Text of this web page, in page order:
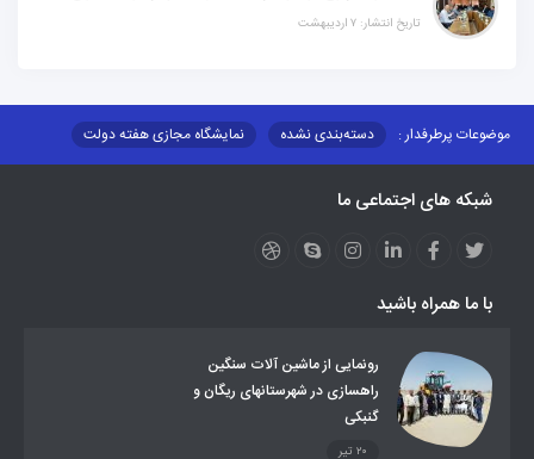
تاریخ انتشار: ۷ اردیبهشت
موضوعات پرطرفدار : دسته‌بندی نشده
نمایشگاه مجازی هفته دولت
مزایدات و مناقصات
محتوای کانون توسعه
عملکردها
عشایر استان
طرح و برنامه
روند ساماندهی عشایر داوطلب اسکان
تشکیلات اداری
شبکه های اجتماعی ما
با ما همراه باشید
رونمایی از ماشین آلات سنگین
راهسازی در شهرستانهای ریگان و
گنبکی
۲۰ تیر